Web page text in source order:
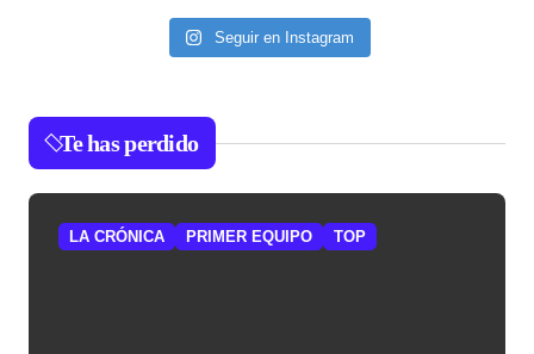
Seguir en Instagram
Te has perdido
LA CRÓNICA PRIMER EQUIPO TOP